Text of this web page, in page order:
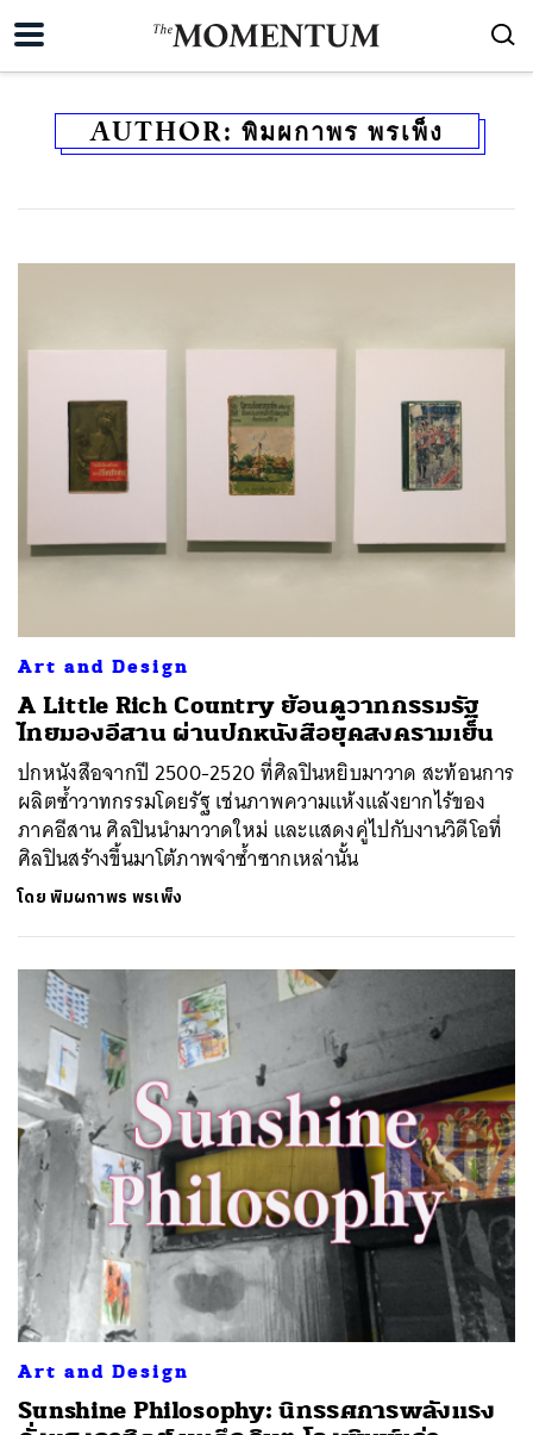
AUTHOR: พิมผกาพร พรเพ็ง
Art and Design
A Little Rich Country ย้อนดูวาทกรรมรัฐ
ไทยมองอีสาน ผ่านปกหนังสือยุคสงครามเย็น
ปกหนังสือจากปี 2500-2520 ที่ศิลปินหยิบมาวาด สะท้อนการ
ผลิตซ้ำวาทกรรมโดยรัฐ เช่นภาพความแห้งแล้งยากไร้ของ
ภาคอีสาน ศิลปินนำมาวาดใหม่ และแสดงคู่ไปกับงานวิดีโอที่
ศิลปินสร้างขึ้นมาโต้ภาพจำซ้ำซากเหล่านั้น
โดยพิมผกาพร พรเพ็ง
Art and Design
Sunshine Philosophy: นิทรรศการพลังแรง
ค้นหา
SHARE TWEET LINE EMAIL